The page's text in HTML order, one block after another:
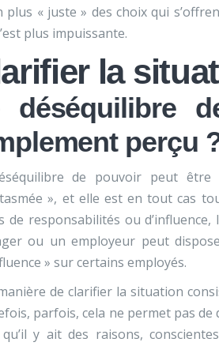
plus « juste » des choix qui
plus impuissante.
la
déséquilibre
perçu
de pouvoir peut être
», et elle est en tout cas
de responsabilités ou
ou un employeur peut
» sur certains employés.
de clarifier la situation
parfois, cela ne permet pas
y ait des raisons,